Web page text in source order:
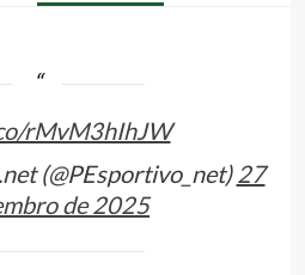
rMvM3hIhJW
(@PEsportivo_net)27
de 2025